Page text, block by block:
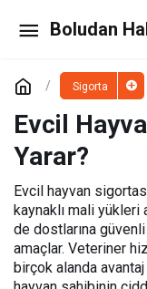
Boludan
Sigorta
Evcil
Yarar?
Evcil hayvan
kaynaklı mali
de dostlarına
amaçlar. Veteriner
birçok alanda
Evcil
Yorum Yap